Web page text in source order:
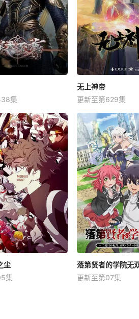
集
无上神帝
更新至第629集
尘
集
更新至第07集